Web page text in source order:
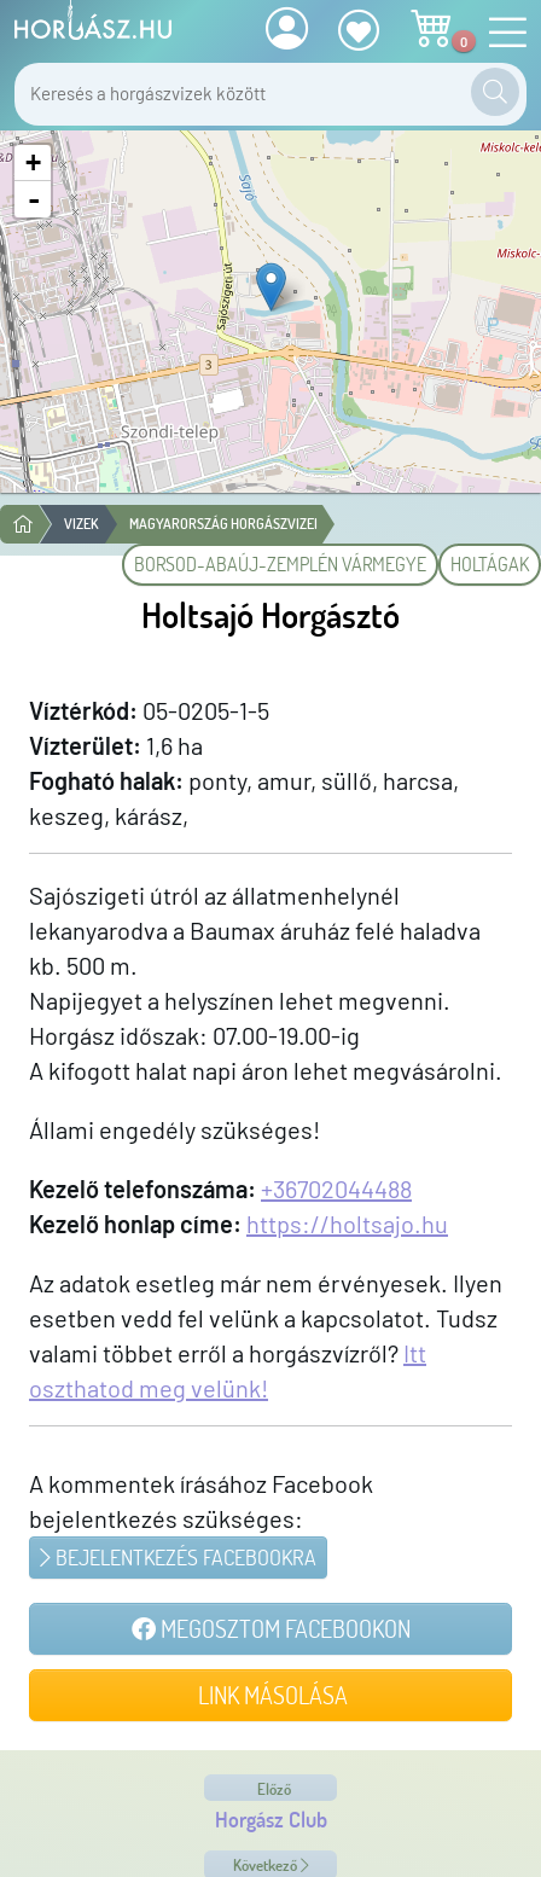
0
+
-
VIZEK MAGYARORSZÁG HORGÁSZVIZEI
BORSOD-ABAÚJ-ZEMPLÉN VÁRMEGYE HOLTÁGAK
Holtsajó Horgásztó
Víztérkód: 05-0205-1-5
Vízterület: 1,6 ha
Fogható halak: ponty, amur, süllő, harcsa,
keszeg, kárász,
Sajószigeti útról az állatmenhelynél
lekanyarodva a Baumax áruház felé haladva
kb. 500 m.
Napijegyet a helyszínen lehet megvenni.
Horgász időszak: 07.00-19.00-ig
A kifogott halat napi áron lehet megvásárolni.
Állami engedély szükséges!
Kezelő telefonszáma: +36702044488
Kezelő honlap címe: https://holtsajo.hu
Az adatok esetleg már nem érvényesek. Ilyen
esetben vedd fel velünk a kapcsolatot. Tudsz
valami többet erről a horgászvízről? Itt
oszthatod meg velünk!
A kommentek írásához Facebook
bejelentkezés szükséges:
BEJELENTKEZÉS FACEBOOKRA
MEGOSZTOM FACEBOOKON
LINK MÁSOLÁSA
Előző
Horgász Club
Következő